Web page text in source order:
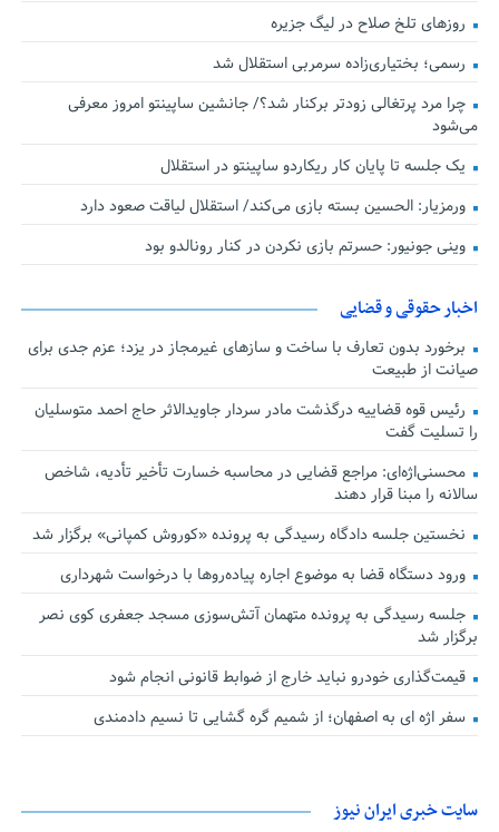
روزهای تلخ صلاح در لیگ جزیره
رسمی؛ بختیاری‌زاده سرمربی استقلال شد
چرا مرد پرتغالی زودتر برکنار شد؟/ جانشین ساپینتو امروز معرفی
می‌شود
یک جلسه تا پایان کار ریکاردو ساپینتو در استقلال
ورمزیار: الحسین بسته بازی می‌کند/ استقلال لیاقت صعود دارد
وینی جونیور: حسرتم بازی نکردن در کنار رونالدو بود
اخبار حقوقی و قضایی
برخورد بدون تعارف با ساخت‌ و سازهای غیرمجاز در یزد؛ عزم جدی برای
صیانت از طبیعت
رئیس قوه قضاییه درگذشت مادر سردار جاویدالاثر حاج احمد متوسلیان
را تسلیت گفت
محسنی‌اژه‌ای: مراجع قضایی در محاسبه خسارت تأخیر تأدیه، شاخص
سالانه را مبنا قرار دهند
نخستین جلسه دادگاه رسیدگی به پرونده «کوروش کمپانی» برگزار شد
ورود دستگاه قضا به موضوع اجاره پیاده‌روها با درخواست شهرداری
جلسه رسیدگی به پرونده متهمان آتش‌سوزی مسجد جعفری کوی نصر
برگزار شد
قیمت‌گذاری خودرو نباید خارج از ضوابط قانونی انجام شود
سفر اژه ای به اصفهان؛ از شمیم گره گشایی تا نسیم دادمندی
سایت خبری ایران نیوز